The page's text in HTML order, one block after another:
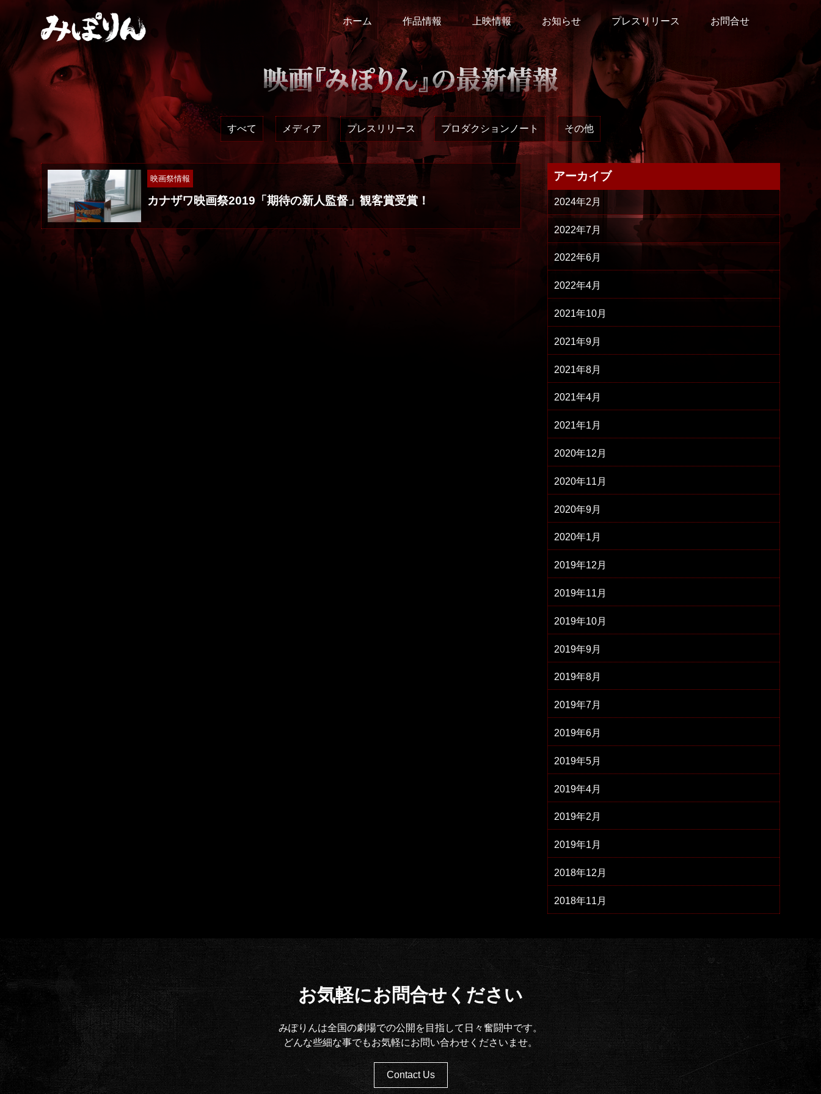
ホーム 作品情報 上映情報 お知らせ プレスリリース お問合せ
すべて メディア プレスリリース プロダクションノート その他
映画祭情報
カナザワ映画祭2019「期待の新人監督」観客賞受賞！
アーカイブ
2024年2月
2022年7月
2022年6月
2022年4月
2021年10月
2021年9月
2021年8月
2021年4月
2021年1月
2020年12月
2020年11月
2020年9月
2020年1月
2019年12月
2019年11月
2019年10月
2019年9月
2019年8月
2019年7月
2019年6月
2019年5月
2019年4月
2019年2月
2019年1月
2018年12月
2018年11月
お気軽にお問合せください
みぽりんは全国の劇場での公開を目指して日々奮闘中です。
どんな些細な事でもお気軽にお問い合わせくださいませ。
Contact Us